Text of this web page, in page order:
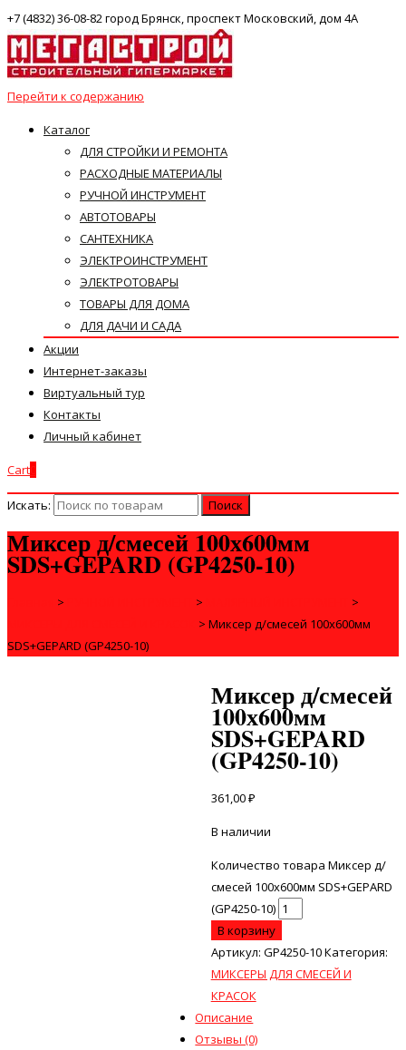
+7 (4832) 36-08-82 город Брянск, проспект Московский, дом 4А
Перейти к содержанию
Каталог
ДЛЯ СТРОЙКИ И РЕМОНТА
РАСХОДНЫЕ МАТЕРИАЛЫ
РУЧНОЙ ИНСТРУМЕНТ
АВТОТОВАРЫ
САНТЕХНИКА
ЭЛЕКТРОИНСТРУМЕНТ
ЭЛЕКТРОТОВАРЫ
ТОВАРЫ ДЛЯ ДОМА
ДЛЯ ДАЧИ И САДА
Акции
Интернет-заказы
Виртуальный тур
Контакты
Личный кабинет
Cart
Искать:
Миксер д/смесей 100х600мм
SDS+GEPARD (GP4250-10)
> >
>
> Миксер д/смесей 100х600мм
SDS+GEPARD (GP4250-10)
Миксер д/смесей
100х600мм
SDS+GEPARD
(GP4250-10)
361,00₽
В наличии
Количество товара Миксер д/
смесей 100х600мм SDS+GEPARD
(GP4250-10)
В корзину
Артикул: GP4250-10Категория:
МИКСЕРЫ ДЛЯ СМЕСЕЙ И
КРАСОК
Описание
Отзывы (0)